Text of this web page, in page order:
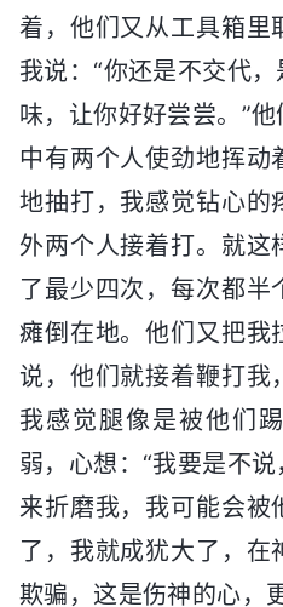
着，他们又从工具箱里
我说：“你还是不交代
味，让你好好尝尝。”
中有两个人使劲地挥动
地抽打，我感觉钻心的
外两个人接着打。就这
了最少四次，每次都半
瘫倒在地。他们又把我
说，他们就接着鞭打我
我感觉腿像是被他们
弱，心想：“我要是不
来折磨我，我可能会被
了，我就成犹大了，在
欺骗，这是伤神的心，